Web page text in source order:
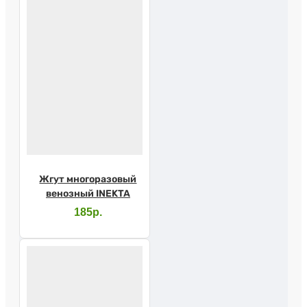
Жгут многоразовый
венозный INEKTA
185р.